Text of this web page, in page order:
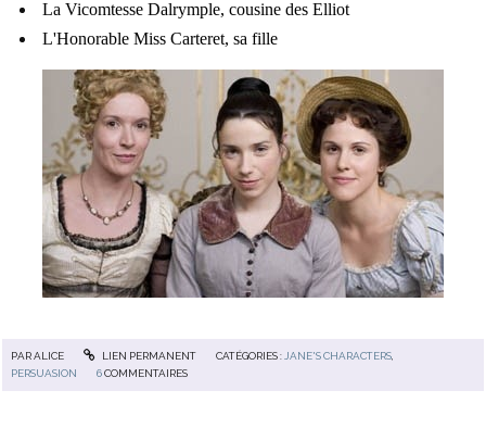
La Vicomtesse Dalrymple, cousine des Elliot
L'Honorable Miss Carteret, sa fille
PARALICE LIEN PERMANENT CATÉGORIES : JANE'S CHARACTERS
PERSUASION
6 COMMENTAIRES